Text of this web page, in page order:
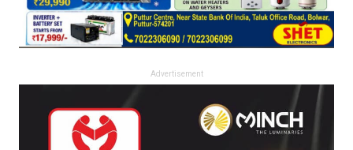
Advertisement